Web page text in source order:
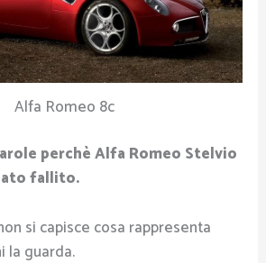
Alfa Romeo 8c
perchè Alfa Romeo Stelvio
fallito.
si capisce cosa rappresenta
la guarda.